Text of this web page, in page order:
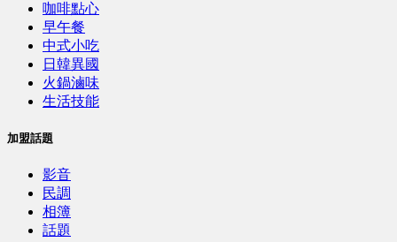
咖啡點心
早午餐
中式小吃
日韓異國
火鍋滷味
生活技能
加盟話題
影音
民調
相簿
話題